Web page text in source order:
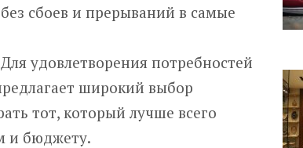
сбоев и прерываний в самые
Для удовлетворения потребностей
широкий выбор
тот, который лучше всего
и бюджету.